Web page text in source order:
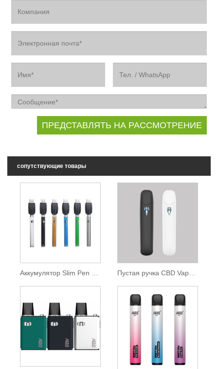
сопутствующие товары
Аккумулятор Slim Pen 510 Thread с зарядным устройством USB Пустая ручка CBD Vape Pen оригинального дизайна